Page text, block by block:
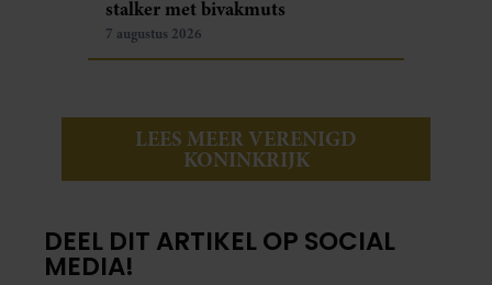
stalker met bivakmuts
7 augustus 2026
LEES MEER VERENIGD
KONINKRIJK
DEEL DIT ARTIKEL OP SOCIAL
MEDIA!